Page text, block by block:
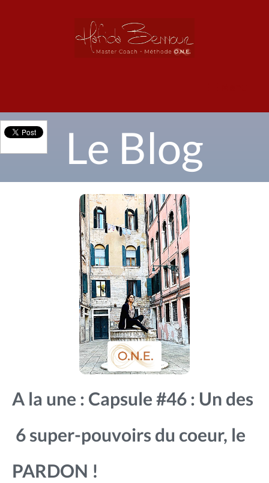
Le Blog
A la une : Capsule #46 : Un des
6 super-pouvoirs du coeur, le
PARDON !